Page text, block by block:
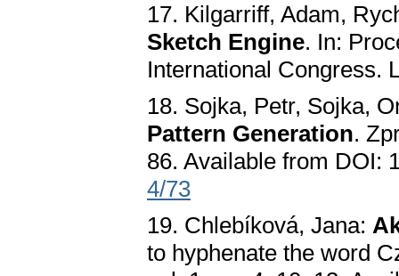
17. Kilgarriff, Adam,
Sketch Engine. In:
International Congress.
18. Sojka, Petr, Sojka,
Pattern Generation.
86. Available from DOI:
4/73
19. Chlebíková, Jana:
to hyphenate the word